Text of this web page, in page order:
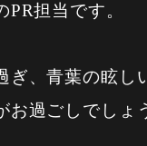
担当です。
ぎ、青葉の眩し
お過ごしでしょ